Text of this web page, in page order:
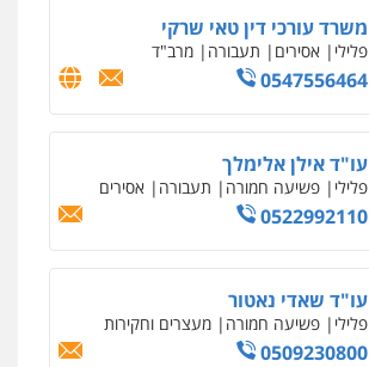
משרד עורכי דין טאי שרקי
פלילי אסירים תעבורה מרב"ד
0547556464
עו"ד אילן אלימלך
פלילי פשיעה חמורה תעבורה אסירים
0522992110
עו"ד שאדי נאטור
פלילי פשיעה חמורה מעצרים וחקירות
0509230800